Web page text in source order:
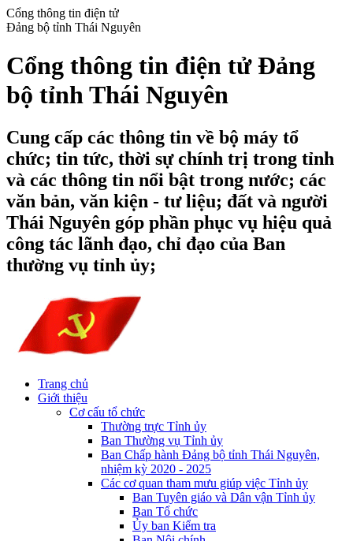
Cổng thông tin điện tử
Đảng bộ tỉnh Thái Nguyên
Cổng thông tin điện tử Đảng
bộ tỉnh Thái Nguyên
Cung cấp các thông tin về bộ máy tổ
chức; tin tức, thời sự chính trị trong tỉnh
và các thông tin nổi bật trong nước; các
văn bản, văn kiện - tư liệu; đất và người
Thái Nguyên góp phần phục vụ hiệu quả
công tác lãnh đạo, chỉ đạo của Ban
thường vụ tỉnh ủy;
Trang chủ
Giới thiệu
Cơ cấu tổ chức
Thường trực Tỉnh ủy
Ban Thường vụ Tỉnh ủy
Ban Chấp hành Đảng bộ tỉnh Thái Nguyên,
nhiệm kỳ 2020 - 2025
Các cơ quan tham mưu giúp việc Tỉnh ủy
Ban Tuyên giáo và Dân vận Tỉnh ủy
Ban Tổ chức
Ủy ban Kiểm tra